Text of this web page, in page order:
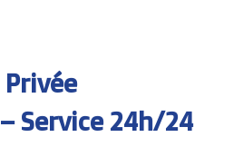
Service 24h/24